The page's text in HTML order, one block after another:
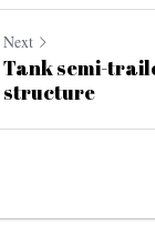
Next
Tank semi-
structure